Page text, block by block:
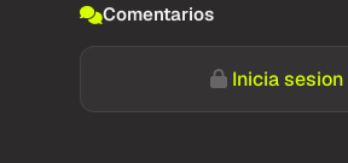
Comentarios
Inicia sesion